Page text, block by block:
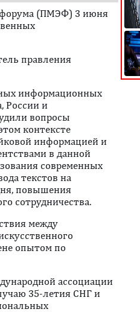
форума (ПМЭФ) 3 июня
правления
информационных
России и
вопросы
контексте
информацией и
в данной
современных
текстов на
повышения
сотрудничества.
между
опытом по
ассоциации
35-летия СНГ и